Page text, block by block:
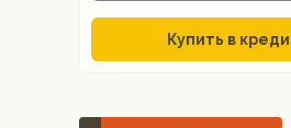
Купить в